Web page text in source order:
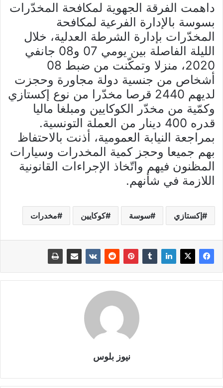
داهمت الفرقة الجهوية لمكافحة المخدّرات
بسوسة بالإدارة الفرعية لمكافحة
المخدّرات بإدارة الشرطة العدلية، خلال
الليلة الفاصلة بين يومي 07 و08 جانفي
2020، منزلا وتمكّنت من ضبط 08
أشخاص من جنسية دولة مجاورة وحجزت
لديهم 2440 قرصا مخدّرا من نوع إكستازي
وكمّية من مخدّر الكوكايين ومبلغا ماليا
قدره 400 دينار من العملة التونسية.
بمراجعة النيابة العمومية، أذنت بالاحتفاظ
بهم جميعا وحجز كمية المخدرات وسيارات
المظنون فيهم واتّخاذ الإجراءات القانونية
اللازمة في شأنهم.
إكستازي سوسة كوكايين مخدرات
نيوز بلوس